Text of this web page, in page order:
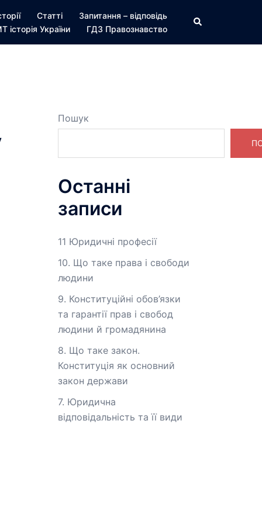
Статті
Запитання – відповідь
історія України
ГДЗ Правознавство
Пошук
Пошук
Останні
записи
11 Юридичні професії
10. Що таке права і свободи
людини
9. Конституційні обов’язки
та гарантії прав і свобод
людини й громадянина
8. Що таке закон.
Конституція як основний
закон держави
7. Юридична
відповідальність та її види